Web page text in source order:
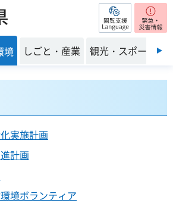
閲覧支援
境 しごと・産業 観光・スポーツ
実施計画
計画
境ボランティア